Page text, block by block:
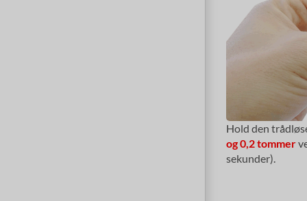
Hold den
og 0,2 tommer
sekunder).